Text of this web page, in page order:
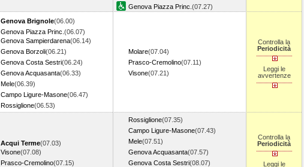
Genova Piazza Princ. (07.27)
Genova Brignole(06.00)
Genova Piazza Princ. (06.07)
Genova Sampierdarena(06.14)
Genova Borzoli(06.21)
Genova Costa Sestri(06.24)
Genova Acquasanta(06.33)
Mele(06.39)
Campo Ligure-Masone(06.47)
Rossiglione(06.53)
Molare(07.04)
Prasco-Cremolino(07.11)
Visone(07.21)
Controlla la
Periodicità
Leggi le
avvertenze
Acqui Terme(07.03)
Visone(07.08)
Prasco-Cremolino(07.15)
Rossiglione(07.35)
Campo Ligure-Masone(07.43)
Mele(07.51)
Genova Acquasanta(07.57)
Genova Costa Sestri(08.07)
Controlla la
Periodicità
Leggi le